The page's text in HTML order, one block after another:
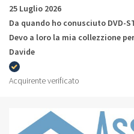
25 Luglio 2026
Da quando ho conusciuto DVD-
Devo a loro la mia collezzione
Davide
Acquirente verificato